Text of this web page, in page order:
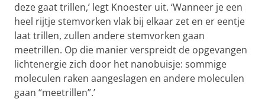
deze gaat trillen,’ legt Knoester uit. ‘Wanneer je een
heel rijtje stemvorken vlak bij elkaar zet en er eentje
laat trillen, zullen andere stemvorken gaan
meetrillen. Op die manier verspreidt de opgevangen
lichtenergie zich door het nanobuisje: sommige
moleculen raken aangeslagen en andere moleculen
gaan “meetrillen”.’